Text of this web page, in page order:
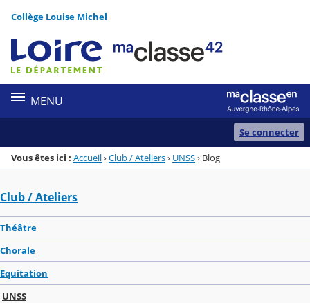
Menu de la rubrique
Contenu
Collège Louise Michel
MENU
Se connecter
Vous êtes ici : Accueil›Club / Ateliers› UNSS› Blog
Club / Ateliers
Théâtre
Chorale
Equitation
UNSS